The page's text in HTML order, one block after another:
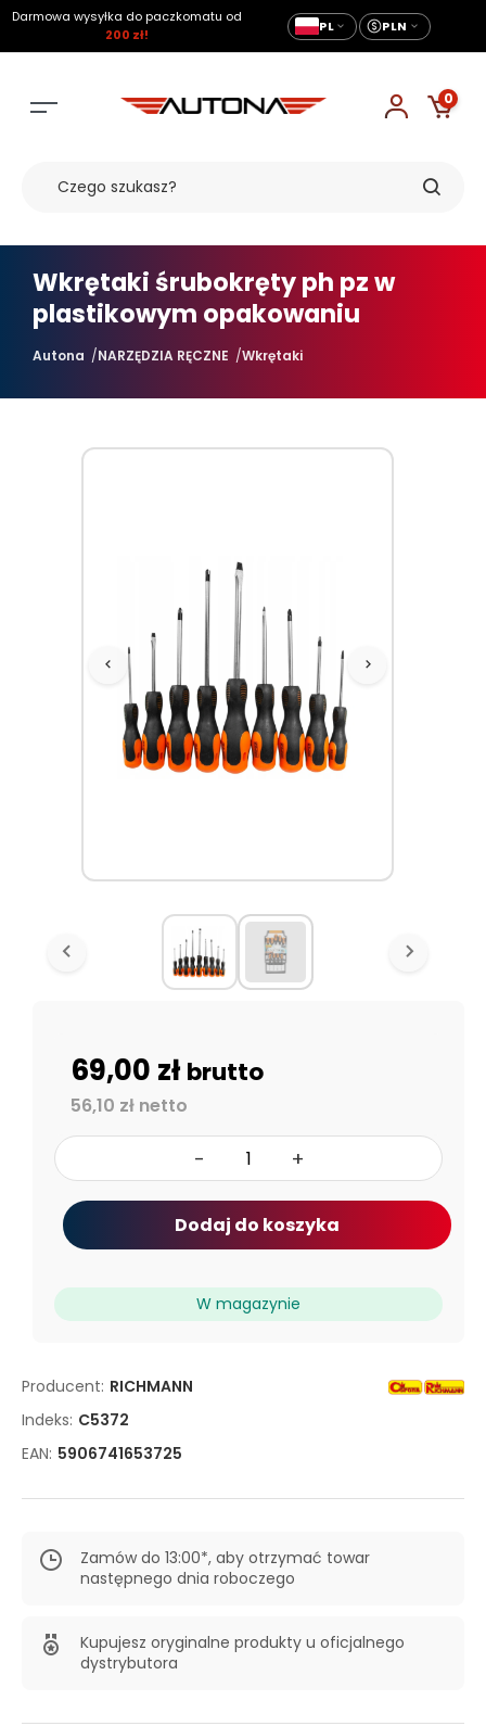
Darmowa wysyłka do paczkomatu od
200 zł!
PL PLN
0
Wkrętaki śrubokręty ph pz w
plastikowym opakowaniu
Autona NARZĘDZIA RĘCZNE Wkrętaki
Producent: RICHMANN
Indeks: C5372
EAN: 5906741653725
Zamów do 13:00*, aby otrzymać towar
następnego dnia roboczego
Kupujesz oryginalne produkty u oficjalnego
dystrybutora
69,00 złbrutto
56,10 zł netto
- +
Dodaj do koszyka
W magazynie